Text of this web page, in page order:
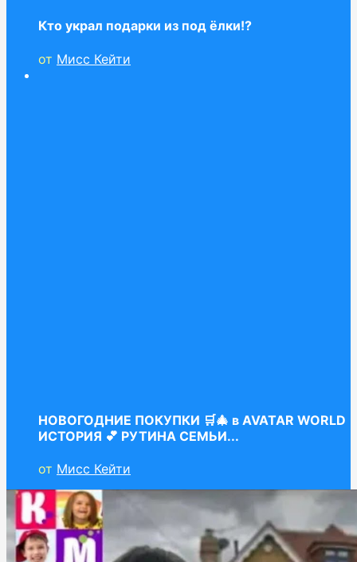
Кто украл подарки из под ёлки!?
от Мисс Кейти
НОВОГОДНИЕ ПОКУПКИ 🛒🎄 в AVATAR WORLD
ИСТОРИЯ 💕 РУТИНА СЕМЬИ...
от Мисс Кейти